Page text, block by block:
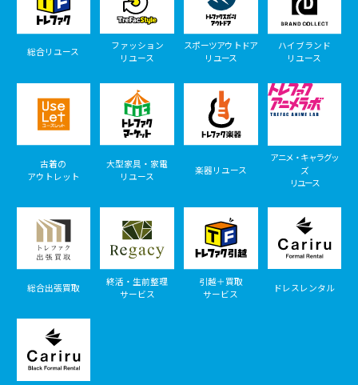
総合リユース
ファッション
リユース
スポーツアウトドア
リユース
ハイブランド
リユース
古着の
アウトレット
大型家具・家電
リユース
楽器リユース
アニメ・キャラグッ
ズ
リユース
総合出張買取
終活・生前整理
サービス
引越＋買取
サービス
ドレスレンタル